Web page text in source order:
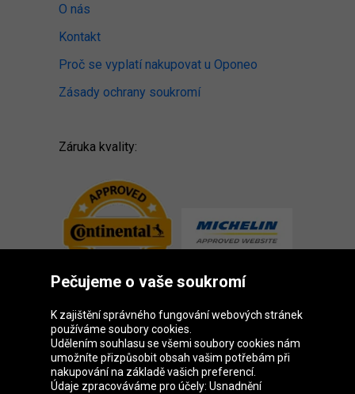
O nás
Kontakt
Proč se vyplatí nakupovat u Oponeo
Zásady ochrany soukromí
Záruka kvality:
Skupina Oponeo
Pečujeme o vaše soukromí
K zajištění správného fungování webových stránek
používáme soubory cookies.
Udělením souhlasu se všemi soubory cookies nám
umožníte přizpůsobit obsah vašim potřebám při
nakupování na základě vašich preferencí.
Údaje zpracováváme pro účely: Usnadnění